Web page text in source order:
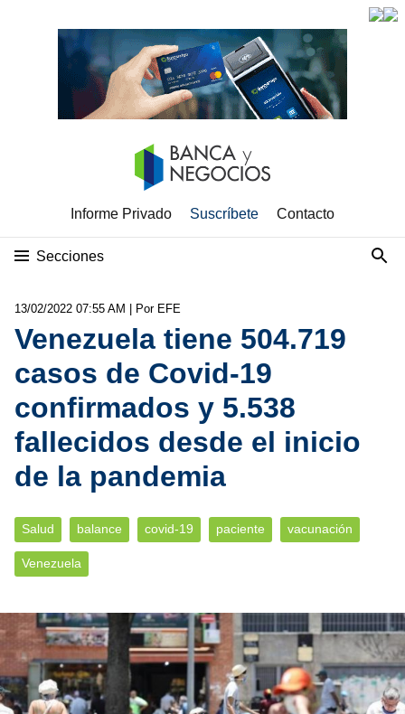
Informe Privado Suscríbete Contacto
Secciones
13/02/2022 07:55 AM | Por EFE
Venezuela tiene 504.719
casos de Covid-19
confirmados y 5.538
fallecidos desde el inicio
de la pandemia
Salud balance covid-19 paciente vacunación
Venezuela